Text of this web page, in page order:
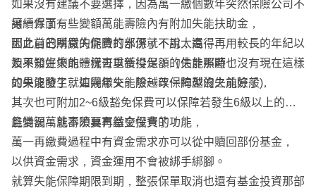
如果沒有建議不要選擇，因為萬一繳個數年突然保險公司不
讓續保了，
那之前的所繳的保費打水漂了不說，還得再用較長的年紀以
及不知好壞的體況去重新投保！（估計那時也沒有現在這樣
的失能險了，這幾年失能險越改保障越沒之前好了)
另一方面有些變額萬能壽險內有附加失能扶助金，
因此自己購買失能險的部份就不用太高，
如果發生失能一樣可以獲得足額的失能照顧，
如果沒發生就如同繳交一般一年一約型的失能險般，
其次也可附加2~6級豁免保費可以保障若發生6級以上的失
能情況，就不須要再繳交保費了！
且變額萬能壽險具有基金投資的功能，
萬一再繳費過程中有資金需求亦可以從中贖回部份基金，
以供資金需求，資金運用不會被綁手綁腳。
就算失能保障期限到期，整張保單取消也還有基金投資那部